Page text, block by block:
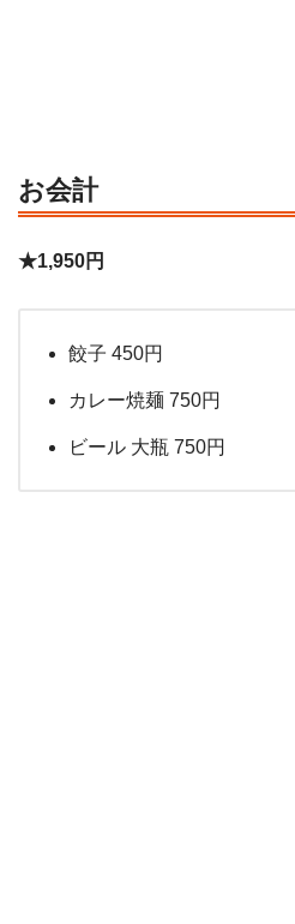
お会計
★1,950円
餃子 450円
カレー焼麺 750円
ビール 大瓶 750円